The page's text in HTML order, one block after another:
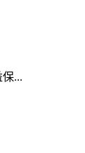
...